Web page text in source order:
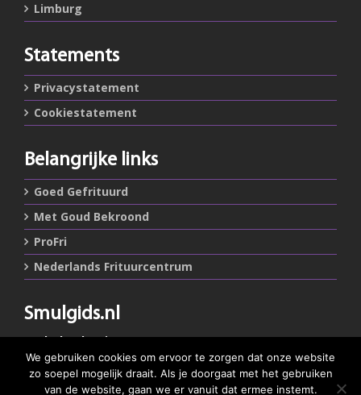
Limburg
Statements
Privacystatement
Cookiestatement
Belangrijke links
Goed Gefrituurd
Met Goud Bekroond
ProFri
Nederlands Frituurcentrum
Smulgids.nl
Nederlands Frituurcentrum
Blaarthemseweg 72
5502 JW Veldhoven
We gebruiken cookies om ervoor te zorgen dat onze website
zo soepel mogelijk draait. Als je doorgaat met het gebruiken
van de website, gaan we er vanuit dat ermee instemt.